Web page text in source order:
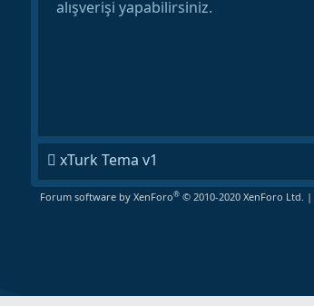
alışverişi yapabilirsiniz.
xTurk Tema v1
Forum software by XenForo® © 2010-2020 XenForo Ltd. |